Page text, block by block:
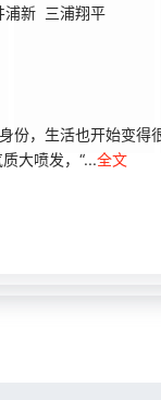
浦新 三浦翔平
，生活也开始变得
大喷发，“...全文